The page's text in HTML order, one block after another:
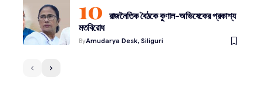
রাজনৈতিক বৈঠকে কুণাল-অভিষেকের প্রকাশ্য
মতবিরোধ
ByAmudarya Desk, Siliguri